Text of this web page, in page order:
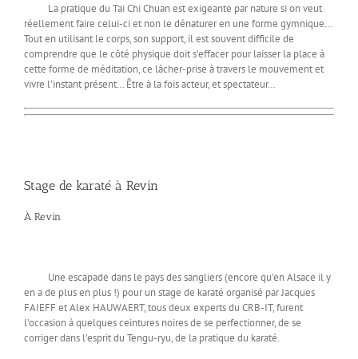
La pratique du Tai Chi Chuan est exigeante par nature si on veut
réellement faire celui-ci et non le dénaturer en une forme gymnique…
Tout en utilisant le corps, son support, il est souvent difficile de
comprendre que le côté physique doit s’effacer pour laisser la place à
cette forme de méditation, ce lâcher-prise à travers le mouvement et
vivre l’instant présent… Être à la fois acteur, et spectateur…
Stage de karaté à Revin
À Revin
Une escapade dans le pays des sangliers (encore qu’en Alsace il y
en a de plus en plus !) pour un stage de karaté organisé par Jacques
FAIEFF et Alex HAUWAERT, tous deux experts du CRB-IT, furent
l’occasion à quelques ceintures noires de se perfectionner, de se
corriger dans l’esprit du Tengu-ryu, de la pratique du karaté.